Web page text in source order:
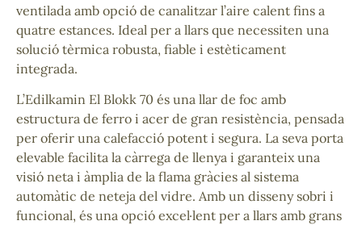
ventilada amb opció de canalitzar l’aire calent fins a
quatre estances. Ideal per a llars que necessiten una
solució tèrmica robusta, fiable i estèticament
integrada.
L’Edilkamin El Blokk 70 és una llar de foc amb
estructura de ferro i acer de gran resistència, pensada
per oferir una calefacció potent i segura. La seva porta
elevable facilita la càrrega de llenya i garanteix una
visió neta i àmplia de la flama gràcies al sistema
automàtic de neteja del vidre. Amb un disseny sobri i
funcional, és una opció excel·lent per a llars amb grans